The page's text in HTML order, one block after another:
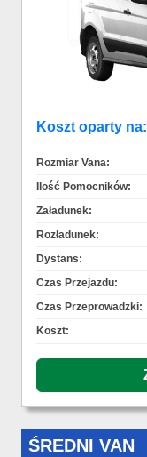
Koszt oparty na:
Rozmiar Vana:
Ilość Pomocników:
Załadunek:
Rozładunek:
Dystans:
Czas Przejazdu:
Czas Przeprowadzki:
Koszt:
ŚREDNI VAN